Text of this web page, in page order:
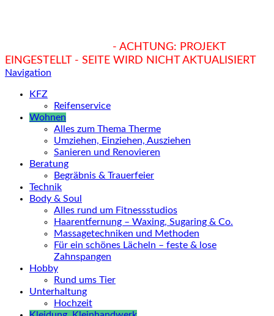
- ACHTUNG: PROJEKT
EINGESTELLT - SEITE WIRD NICHT AKTUALISIERT
Navigation
KFZ
Reifenservice
Wohnen
Alles zum Thema Therme
Umziehen, Einziehen, Ausziehen
Sanieren und Renovieren
Beratung
Begräbnis & Trauerfeier
Technik
Body & Soul
Alles rund um Fitnessstudios
Haarentfernung – Waxing, Sugaring & Co.
Massagetechniken und Methoden
Für ein schönes Lächeln – feste & lose
Zahnspangen
Hobby
Rund ums Tier
Unterhaltung
Hochzeit